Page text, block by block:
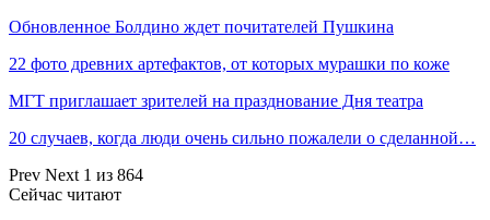
Обновленное Болдино ждет почитателей Пушкина
22 фото древних артефактов, от которых мурашки по коже
МГТ приглашает зрителей на празднование Дня театра
20 случаев, когда люди очень сильно пожалели о сделанной…
Prev Next 1 из 864
Сейчас читают